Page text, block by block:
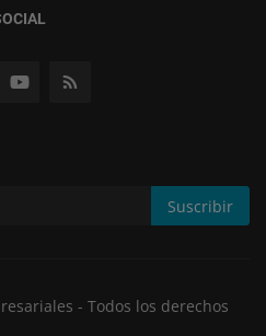
Suscribir
- Todos los derechos